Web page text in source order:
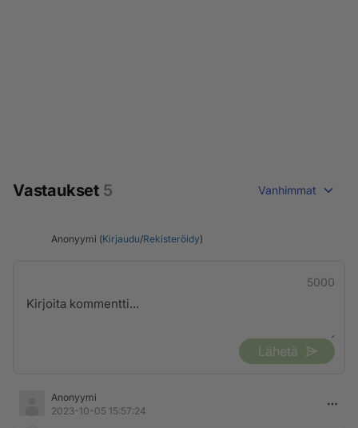
Vastaukset 5 Vanhimmat
Anonyymi (Kirjaudu/Rekisteröidy)
5000
Lähetä
Anonyymi
2023-10-05 15:57:24